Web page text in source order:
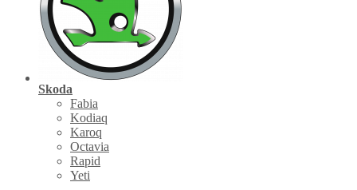
Skoda
Fabia
Kodiaq
Karoq
Octavia
Rapid
Yeti